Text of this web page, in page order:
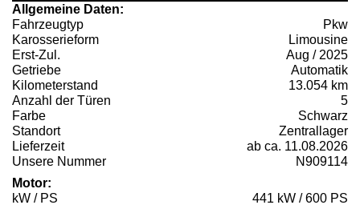
Allgemeine Daten:
Fahrzeugtyp
Pkw
Karosserieform
Limousine
Erst-Zul.
Aug / 2025
Getriebe
Automatik
Kilometerstand
13.054 km
Anzahl der Türen
5
Farbe
Schwarz
Standort
Zentrallager
Lieferzeit
ab ca. 11.08.2026
Unsere Nummer
N909114
Motor:
kW / PS
441 kW / 600 PS